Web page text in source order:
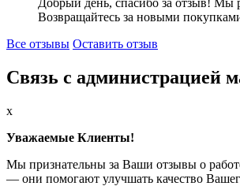
Возвращайтесь за новыми
Все отзывы Оставить отзыв
Связь с администрацией
x
Уважаемые Клиенты!
Мы признательны за Ваши отзывы о
— они помогают улучшать качество